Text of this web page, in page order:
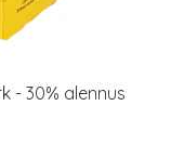
- 30% alennus